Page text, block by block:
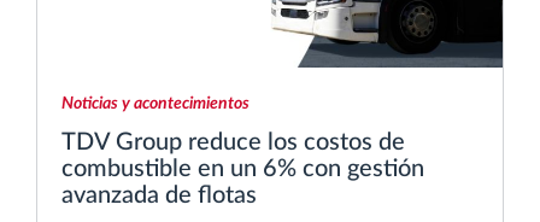
Noticias y acontecimientos
TDV Group reduce los costos de
combustible en un 6% con gestión
avanzada de flotas